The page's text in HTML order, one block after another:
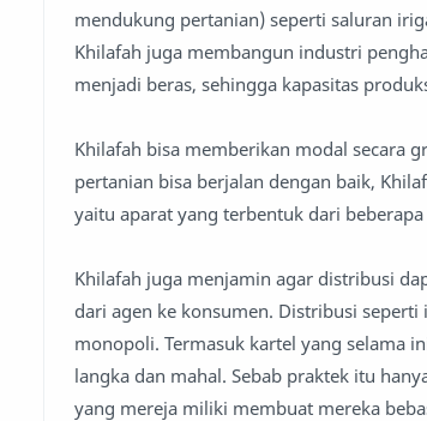
mendukung pertanian) seperti saluran
Khilafah juga membangun industri
menjadi beras, sehingga kapasitas
Khilafah bisa memberikan modal secara
pertanian bisa berjalan dengan baik,
yaitu aparat yang terbentuk dari
Khilafah juga menjamin agar distribusi
dari agen ke konsumen. Distribusi
monopoli. Termasuk kartel yang selama
langka dan mahal. Sebab praktek itu
yang mereja miliki membuat mereka